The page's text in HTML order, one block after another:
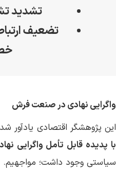
تشدید
تضعیف
واگرایی نهادی در صنعت فرش
این پژوهشگر اقتصادی یادآور
با پدیده قابل تأمل واگرایی
سیاستی وجود داشت؛ مواجهیم.